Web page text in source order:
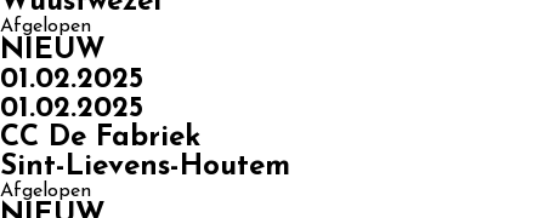
Afgelopen
NIEUW
01.02.2025
01.02.2025
CC De Fabriek
Sint-Lievens-Houtem
Afgelopen